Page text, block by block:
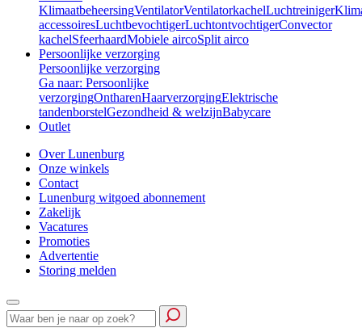
KlimaatbeheersingVentilatorVentilatorkachelLuchtreiniger
accessoiresLuchtbevochtigerLuchtontvochtigerConvector
kachelSfeerhaardMobiele aircoSplit airco
Persoonlijke verzorging
Persoonlijke verzorging
Ga naar: Persoonlijke
verzorgingOntharenHaarverzorgingElektrische
tandenborstelGezondheid & welzijnBabycare
Outlet
Over Lunenburg
Onze winkels
Contact
Lunenburg witgoed abonnement
Zakelijk
Vacatures
Promoties
Advertentie
Storing melden